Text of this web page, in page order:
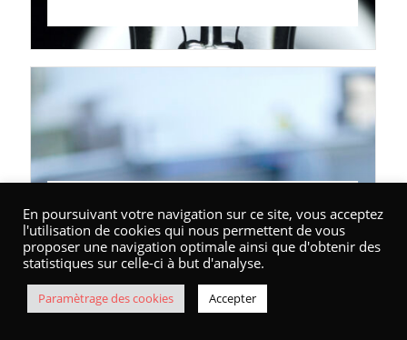
Annuaire / API
Marque Bretagne : les partenaires
Accompagnement
En poursuivant votre navigation sur ce site, vous acceptez
l'utilisation de cookies qui nous permettent de vous
proposer une navigation optimale ainsi que d'obtenir des
statistiques sur celle-ci à but d'analyse.
Paramètrage des cookies Accepter